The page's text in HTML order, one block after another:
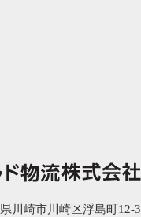
川崎市川崎区浮島町12-3